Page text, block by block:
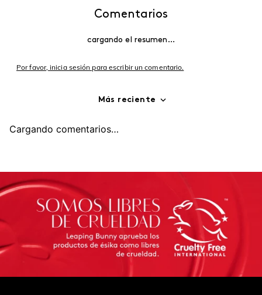
Comentarios
cargando el resumen…
Por favor, inicia sesión para escribir un comentario.
Más reciente
Cargando comentarios…